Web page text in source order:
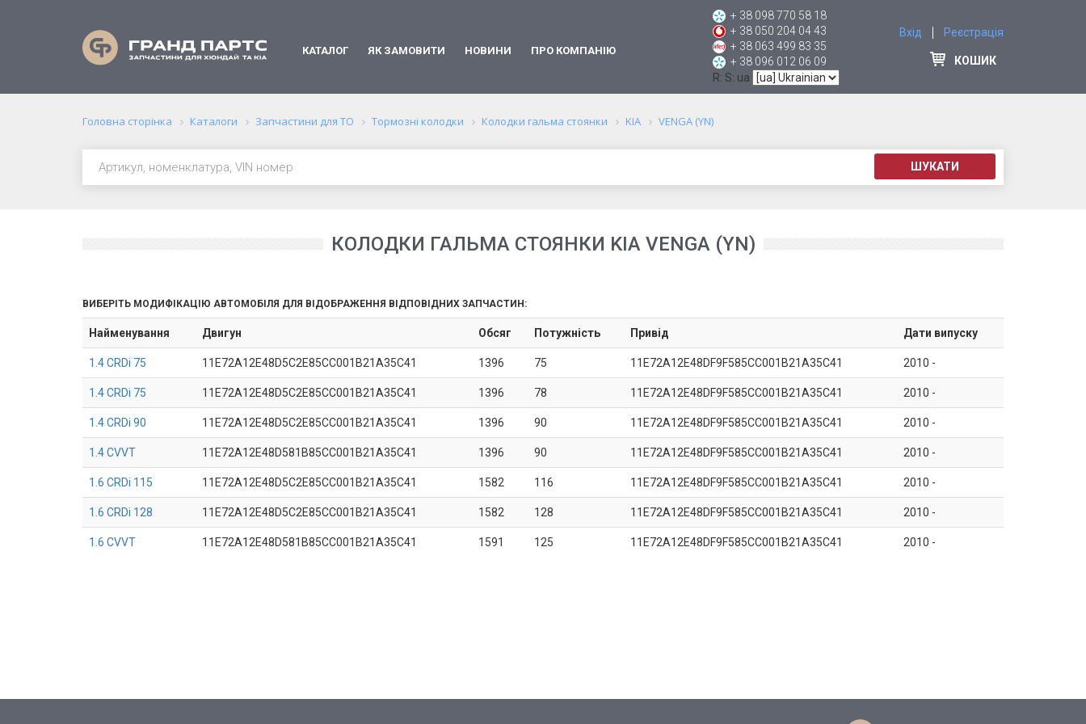
КАТАЛОГ ЯК ЗАМОВИТИ НОВИНИ ПРО КОМПАНІЮ
+ 38 098 770 58 18
+ 38 050 204 04 43
+ 38 063 499 83 35
+ 38 096 012 06 09
R: S: ua
Вхід Реєстрація
КОШИК
Головна сторінка Каталоги Запчастини для ТО Тормозні колодки Колодки гальма стоянки KIA VENGA (YN)
ШУКАТИ
КОЛОДКИ ГАЛЬМА СТОЯНКИ KIA VENGA (YN)
ВИБЕРІТЬ МОДИФІКАЦІЮ АВТОМОБІЛЯ ДЛЯ ВІДОБРАЖЕННЯ ВІДПОВІДНИХ ЗАПЧАСТИН:
Найменування Двигун Обсяг Потужність Привід Дати випуску
1.4 CRDi 75 11E72A12E48D5C2E85CC001B21A35C41 1396 75 11E72A12E48DF9F585CC001B21A35C41 2010 -
1.4 CRDi 75 11E72A12E48D5C2E85CC001B21A35C41 1396 78 11E72A12E48DF9F585CC001B21A35C41 2010 -
1.4 CRDi 90 11E72A12E48D5C2E85CC001B21A35C41 1396 90 11E72A12E48DF9F585CC001B21A35C41 2010 -
1.4 CVVT 11E72A12E48D581B85CC001B21A35C41 1396 90 11E72A12E48DF9F585CC001B21A35C41 2010 -
1.6 CRDi 115 11E72A12E48D5C2E85CC001B21A35C41 1582 116 11E72A12E48DF9F585CC001B21A35C41 2010 -
1.6 CRDi 128 11E72A12E48D5C2E85CC001B21A35C41 1582 128 11E72A12E48DF9F585CC001B21A35C41 2010 -
1.6 CVVT 11E72A12E48D581B85CC001B21A35C41 1591 125 11E72A12E48DF9F585CC001B21A35C41 2010 -